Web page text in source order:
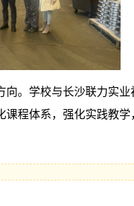
。学校与长沙联力实
程体系，强化实践教